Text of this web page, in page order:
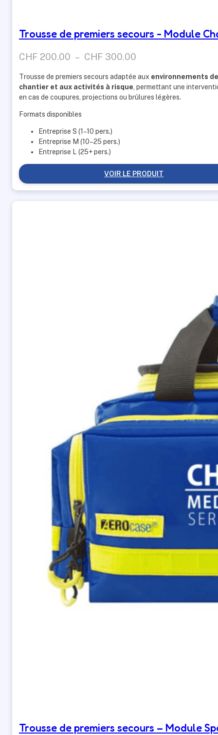
Trousse de premiers secours - Module
CHF200.00 – CHF300.00Plage
prix :
CHF 200.00
Trousse de premiers secours adaptée aux environnements de
chantier et aux activités à risque , permettant une
en cas de coupures, projections ou brûlures légères.
Formats disponibles
Entreprise S (1–10 pers.)
Entreprise M (10–25 pers.)
Entreprise L (25+ pers.)
VOIR LE PRODUIT
Trousse de premiers secours – Module